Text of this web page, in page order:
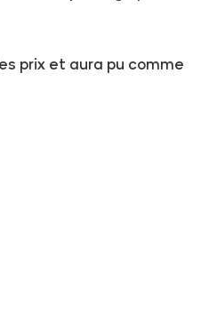
prix et aura pu comme